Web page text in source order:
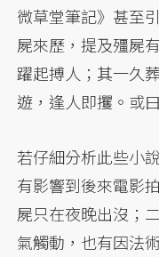
微草堂筆記》甚至
屍來歷，提及殭屍
躍起搏人；其一久
遊，逢人即攫。或
若仔細分析此些小
有影響到後來電影
屍只在夜晚出沒；
氣觸動，也有因法